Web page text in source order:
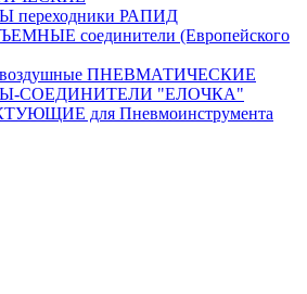
переходники РАПИД
соединители (Европейского
ПНЕВМАТИЧЕСКИЕ
СОЕДИНИТЕЛИ "ЕЛОЧКА"
для Пневмоинструмента